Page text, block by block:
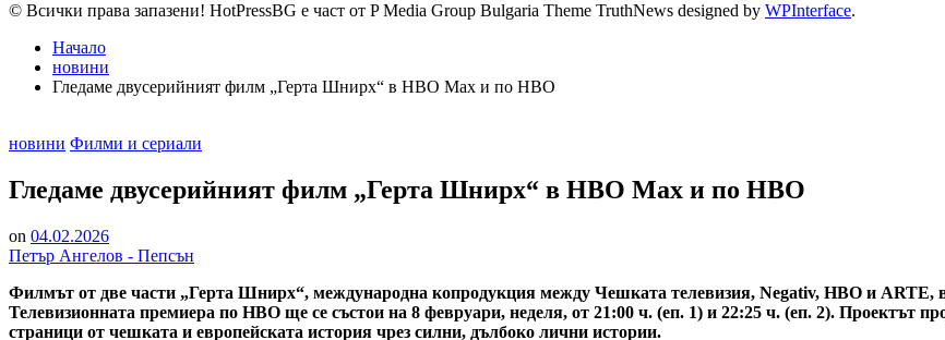
© Всички права запазени! HotPressBG е част от P Media Group Bulgaria Theme TruthNews designed by WPInterface.
Начало
новини
Гледаме двусерийният филм „Герта Шнирх“ в HBO Max и по HBO
Posted
новини Филми и сериали
Гледаме двусерийният филм „Герта Шнирх“ в HBO Max и по HBO
on 04.02.2026
Петър Ангелов - Пепсън
Филмът от две части „Герта Шнирх“, международна копродукция между Чешката телевизия, Negativ, HBO и ARTE,
Телевизионната премиера по HBO ще се състои на 8 февруари, неделя, от 21:00 ч. (еп. 1) и 22:25 ч. (еп. 2). Проектът
страници от чешката и европейската история чрез силни, дълбоко лични истории.